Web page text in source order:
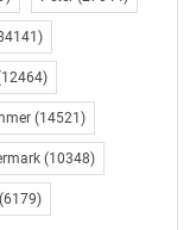
zum Einsatz
Samsung
Samsung Gear
für
des Jahres
beim
(14521)
(10348)
(6179)